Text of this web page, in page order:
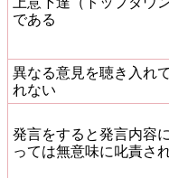
である
異なる意見を聴き入れ
れない
発言をすると発言内容
っては無意味に叱責さ